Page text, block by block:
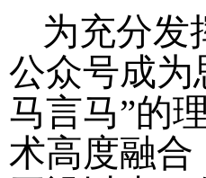
为充分发
公众号成为
马言马”的
术高度融合